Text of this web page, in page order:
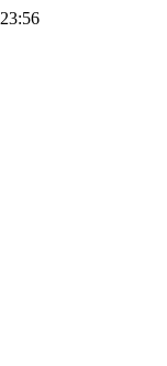
23:56